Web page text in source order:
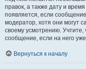
правок, а также дату и
появляется, если
модератор, хотя они могут
своему усмотрению. Учтите,
сообщение, если на него
Вернуться к началу